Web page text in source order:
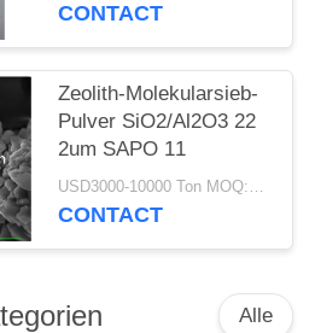
CONTACT
Zeolith-Molekularsieb-
Pulver SiO2/Al2O3 22
2um SAPO 11
USD3000-10000 Ton MOQ:1 Kilogramm
CONTACT
Alle